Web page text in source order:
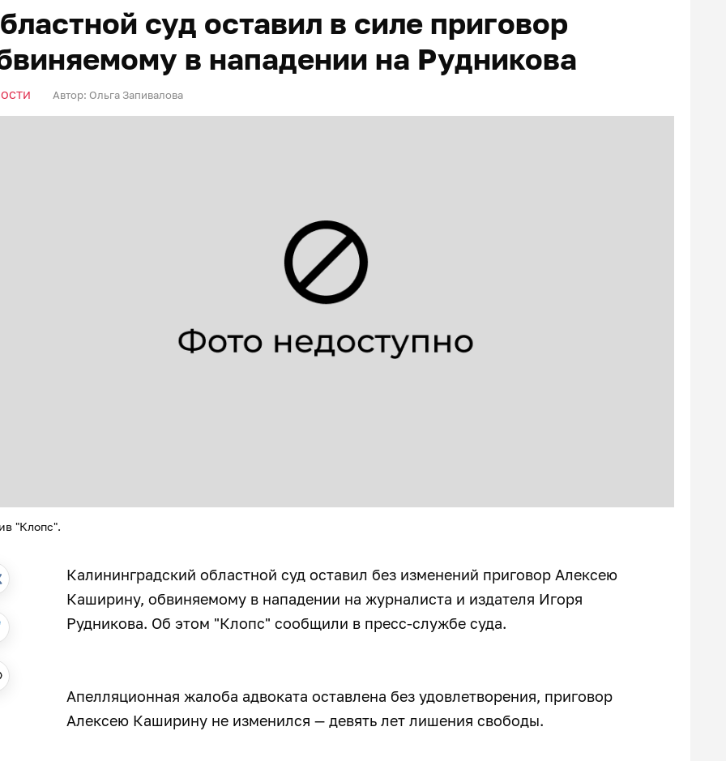
суд оставил в силе приговор
в нападении на Рудникова
Автор: Ольга Запивалова
"Клопс".
Калининградский областной суд оставил без изменений приговор Алексею
Каширину, обвиняемому в нападении на журналиста и издателя Игоря
Рудникова. Об этом "Клопс" сообщили в пресс-службе суда.
Апелляционная жалоба адвоката оставлена без удовлетворения, приговор
Алексею Каширину не изменился — девять лет лишения свободы.